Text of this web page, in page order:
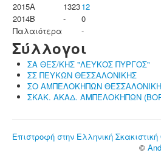
2015A
132312
2014B
-
0
Παλαιότερα
-
Σύλλογοι
ΣΑ ΘΕΣ/ΚΗΣ "ΛΕΥΚΟΣ ΠΥΡΓΟΣ"
ΣΣ ΠΕΥΚΩΝ ΘΕΣΣΑΛΟΝΙΚΗΣ
ΣΟ ΑΜΠΕΛΟΚΗΠΩΝ
ΣΚΑΚ. ΑΚΑΔ. ΑΜΠΕΛΟΚΗΠΩΝ
Επιστροφή στην Ελληνική
©